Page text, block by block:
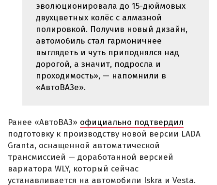
эволюционировала до 15-дюймовых
двухцветных колёс с алмазной
полировкой. Получив новый дизайн,
автомобиль стал гармоничнее
выглядеть и чуть приподнялся над
дорогой, а значит, подросла и
проходимость», — напомнили в
«АвтоВАЗе».
Ранее «АвтоВАЗ» официально подтвердил
подготовку к производству новой версии LADA
Granta, оснащенной автоматической
трансмиссией — доработанной версией
вариатора WLY, который сейчас
устанавливается на автомобили Iskra и Vesta.